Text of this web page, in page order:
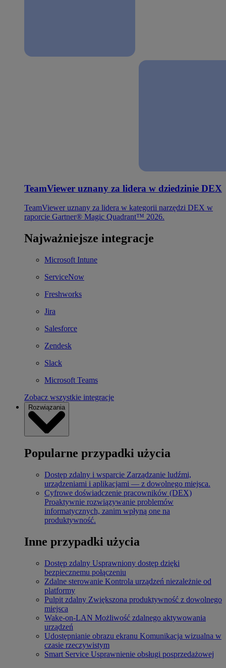
TeamViewer uznany za lidera w dziedzinie DEX
TeamViewer uznany za lidera w kategorii narzędzi DEX w
raporcie Gartner® Magic Quadrant™ 2026.
Najważniejsze integracje
Microsoft Intune
ServiceNow
Freshworks
Jira
Salesforce
Zendesk
Slack
Microsoft Teams
Zobacz wszystkie integracje
Rozwiązania
Popularne przypadki użycia
Dostęp zdalny i wsparcie Zarządzanie ludźmi,
urządzeniami i aplikacjami — z dowolnego miejsca.
Cyfrowe doświadczenie pracowników (DEX)
Proaktywnie rozwiązywanie problemów
informatycznych, zanim wpłyną one na
produktywność.
Inne przypadki użycia
Dostęp zdalny Usprawniony dostęp dzięki
bezpiecznemu połączeniu
Zdalne sterowanie Kontrola urządzeń niezależnie od
platformy
Pulpit zdalny Zwiększona produktywność z dowolnego
miejsca
Wake-on-LAN Możliwość zdalnego aktywowania
urządzeń
Udostępnianie obrazu ekranu Komunikacja wizualna w
czasie rzeczywistym
Smart Service Usprawnienie obsługi posprzedażowej